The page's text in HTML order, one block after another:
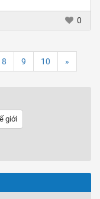
0
8 9 10 »
giới